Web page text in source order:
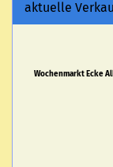
aktuelle
Wochenmarkt Ecke